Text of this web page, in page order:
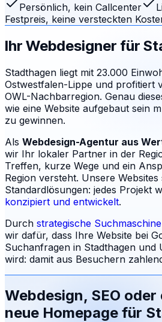
Persönlich, kein Callcenter
Festpreis, keine versteckten
Ihr Webdesigner für
Stadthagen liegt mit 23.000
Ostwestfalen-Lippe und profitiert
OWL-Nachbarregion. Genau
wie eine Website aufgebaut sein
zu gewinnen.
Als Webdesign-Agentur aus
wir Ihr lokaler Partner in der
Treffen, kurze Wege und ein
Region versteht. Unsere Websites
Standardlösungen: jedes Projekt
konzipiert und entwickelt.
Durch strategische
wir dafür, dass Ihre Website bei
Suchanfragen in Stadthagen und
wird: damit aus Besuchern
Webdesign, SEO
neue Homepage für